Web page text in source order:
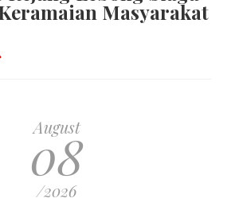
Masyarakat
August
08
/2026